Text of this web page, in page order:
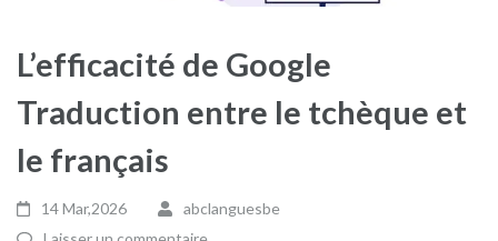
L’efficacité de Google
Traduction entre le tchèque et
le français
14 Mar,2026
abclanguesbe